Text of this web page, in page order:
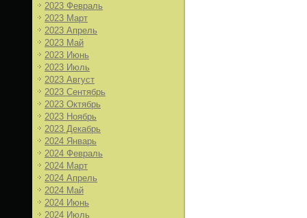
2023 Февраль
2023 Март
2023 Апрель
2023 Май
2023 Июнь
2023 Июль
2023 Август
2023 Сентябрь
2023 Октябрь
2023 Ноябрь
2023 Декабрь
2024 Январь
2024 Февраль
2024 Март
2024 Апрель
2024 Май
2024 Июнь
2024 Июль